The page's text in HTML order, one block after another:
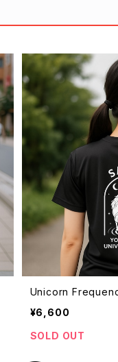
Unicorn
¥6,600
SOLD OUT